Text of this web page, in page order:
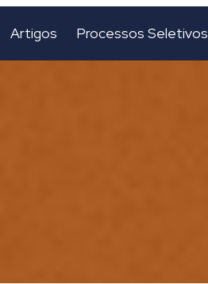
Artigos Processos Seletivos